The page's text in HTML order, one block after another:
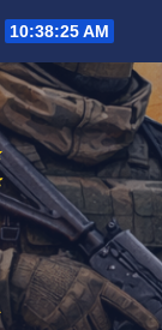
10:38:27 AM